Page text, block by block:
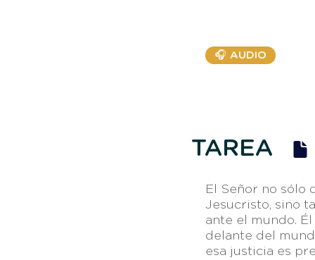
🎧 AUDIO
TAREA
El Señor no sólo
Jesucristo, sino
ante el mundo.
delante del
esa justicia es